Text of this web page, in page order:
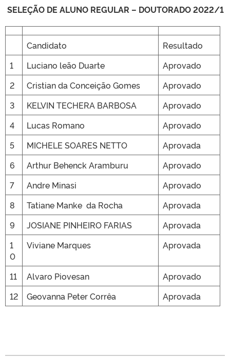
SELEÇÃO DE ALUNO REGULAR – DOUTORADO 2022/1
Candidato
Resultado
1
Luciano leão Duarte
Aprovado
2
Cristian da Conceição Gomes
Aprovado
3
KELVIN TECHERA BARBOSA
Aprovado
4
Lucas Romano
Aprovado
5
MICHELE SOARES NETTO
Aprovada
6
Arthur Behenck Aramburu
Aprovado
7
Andre Minasi
Aprovado
8
Tatiane Manke da Rocha
Aprovada
9
JOSIANE PINHEIRO FARIAS
Aprovada
1
0
Viviane Marques Aprovada
11 Alvaro Piovesan
Aprovado
12
Geovanna Peter Corrêa Aprovada